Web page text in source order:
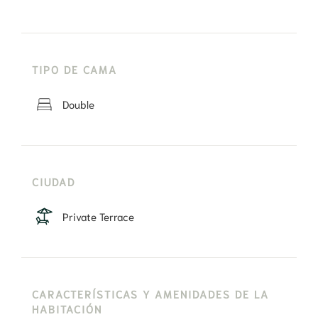
TIPO DE CAMA
Double
CIUDAD
Private Terrace
CARACTERÍSTICAS Y AMENIDADES DE LA
HABITACIÓN